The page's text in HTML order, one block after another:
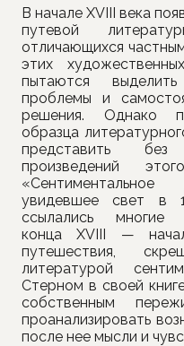
В начале XVIII века
путевой
отличающихся
этих
пытаются
проблемы и
решения. Однако
образца
представить без
произведений
«Сентиментальное
увидевшее свет в
ссылались многие
конца XVIII —
путешествия,
литературой
Стерном в своей
собственным
проанализировать
после нее мысли и